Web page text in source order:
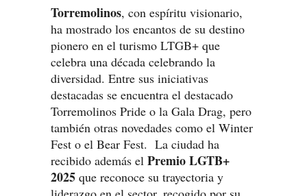
Torremolinos, con espíritu visionario,
ha mostrado los encantos de su destino
pionero en el turismo LTGB+ que
celebra una década celebrando la
diversidad. Entre sus iniciativas
destacadas se encuentra el destacado
Torremolinos Pride o la Gala Drag, pero
también otras novedades como el Winter
Fest o el Bear Fest. La ciudad ha
recibido además el Premio LGTB+
2025 que reconoce su trayectoria y